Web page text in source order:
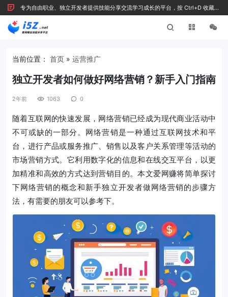
专为自由职业、独立开发者提供技能分享交流学习成长的平台，按 Ctrl+D 收藏我
们
当前位置： 首页 » 运营推广
独立开发者如何做好网络营销？新手入门指南
2年前 1063 0
随着互联网的快速发展，网络营销已经成为现代商业活动中
不可或缺的一部分。网络营销是一种通过互联网技术和平
台，进行产品或服务推广、销售以及客户关系管理等活动的
市场营销方式。它利用数字化的信息和在线交互平台，以更
加精准和高效的方式达到营销目的。本文爱网赚将简单探讨
下网络营销的概念和新手独立开发者做网络营销的步骤方
法，有需要的朋友可以参考下。